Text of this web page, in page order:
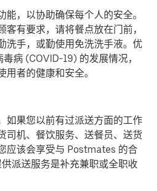
，以协助确保每个人的安全。
有要求，请将餐点放在门前，
洗手，或勤使用免洗洗手液。优
病 (COVID-19) 的发展情况，
者的健康和安全。
如果您以前有过派送方面的工作
司机、餐饮服务、送餐员、送货
应该会享受与 Postmates 的合
派送服务是补充兼职或全职收